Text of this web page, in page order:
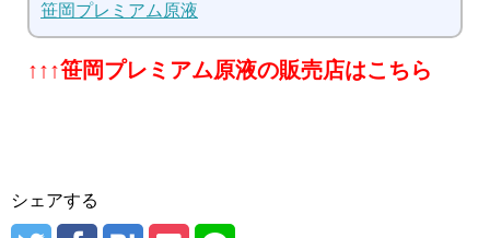
笹岡プレミアム原液
↑↑↑笹岡プレミアム原液の販売店はこちら
シェアする